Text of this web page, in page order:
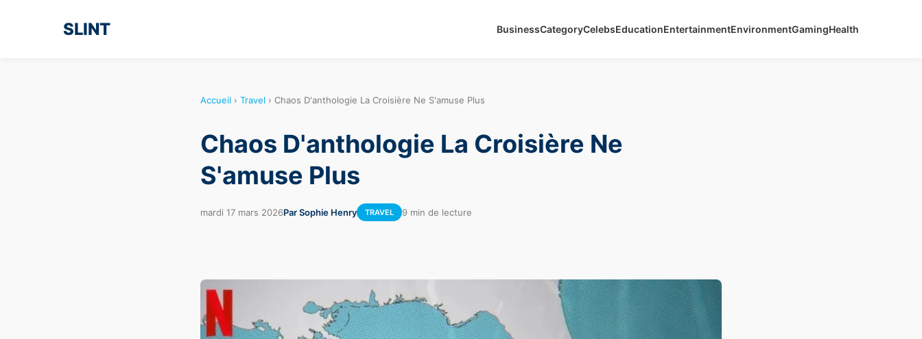
SLINT BusinessCategoryCelebsEducationEntertainmentEnvironmentGamingHealth
Accueil › Travel › Chaos D'anthologie La Croisière Ne S'amuse Plus
Chaos D'anthologie La Croisière Ne
S'amuse Plus
mardi 17 mars 2026Par Sophie Henry TRAVEL 9 min de lecture